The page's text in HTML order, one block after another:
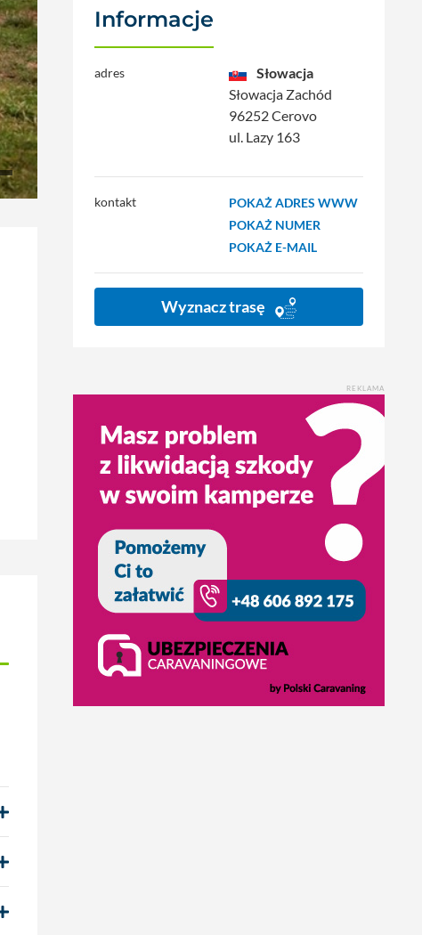
Informacje
adres
Słowacja
Słowacja Zachód
96252 Cerovo
ul. Lazy 163
kontakt
POKAŻ ADRES WWW
POKAŻ NUMER
POKAŻ E-MAIL
Wyznacz trasę
REKLAMA